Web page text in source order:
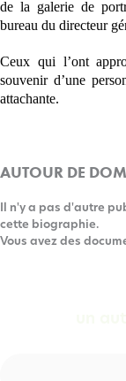
de la galerie de
bureau du directeur
Ceux qui l’ont
souvenir d’une
attachante.
AUTOUR DE
Il n'y a pas d'autre
cette biographie.
Vous avez des